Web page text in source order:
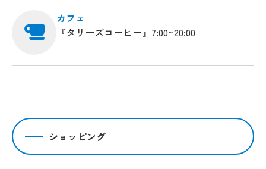
カフェ
『タリーズコーヒー』7:00~20:00
ショッピング